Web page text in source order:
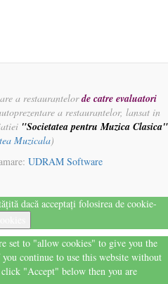
a restaurantelorde catre evaluatori
a restaurantelor, lansat in
"Societatea pentru Muzica Clasica"
Muzicala)
UDRAM Software
dacă acceptați folosirea de cookie-
set to "allow cookies" to give you the
continue to use this website without
"Accept" below then you are